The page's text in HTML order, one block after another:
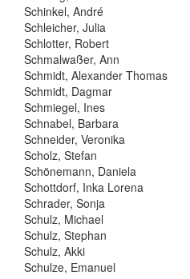
Schinkel, André
Schleicher, Julia
Schlotter, Robert
Schmalwaßer, Ann
Schmidt, Alexander Thomas
Schmidt, Dagmar
Schmiegel, Ines
Schnabel, Barbara
Schneider, Veronika
Scholz, Stefan
Schönemann, Daniela
Schottdorf, Inka Lorena
Schrader, Sonja
Schulz, Michael
Schulz, Stephan
Schulz, Akki
Schulze, Emanuel